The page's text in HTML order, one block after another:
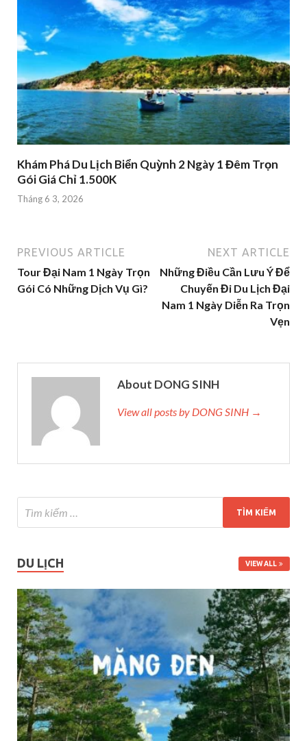
Khám Phá Du Lịch Biển Quỳnh 2 Ngày 1 Đêm Trọn
Gói Giá Chỉ 1.500K
Tháng 6 3, 2026
PREVIOUS ARTICLE
Tour Đại Nam 1 Ngày Trọn
Gói Có Những Dịch Vụ Gì?
NEXT ARTICLE
Những Điều Cần Lưu Ý Để
Chuyến Đi Du Lịch Đại
Nam 1 Ngày Diễn Ra Trọn
Vẹn
About DONG SINH
View all posts by DONG SINH →
DU LỊCH VIEW ALL